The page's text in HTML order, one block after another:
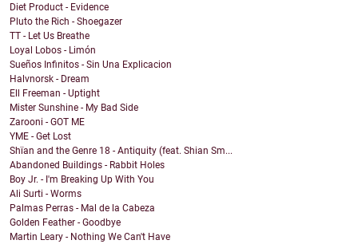
Diet Product - Evidence
Pluto the Rich - Shoegazer
TT - Let Us Breathe
Loyal Lobos - Limón
Sueños Infinitos - Sin Una Explicacion
Halvnorsk - Dream
Ell Freeman - Uptight
Mister Sunshine - My Bad Side
Zarooni - GOT ME
YME - Get Lost
Shïan and the Genre 18 - Antiquity (feat. Shian Sm...
Abandoned Buildings - Rabbit Holes
Boy Jr. - I'm Breaking Up With You
Ali Surti - Worms
Palmas Perras - Mal de la Cabeza
Golden Feather - Goodbye
Martin Leary - Nothing We Can't Have